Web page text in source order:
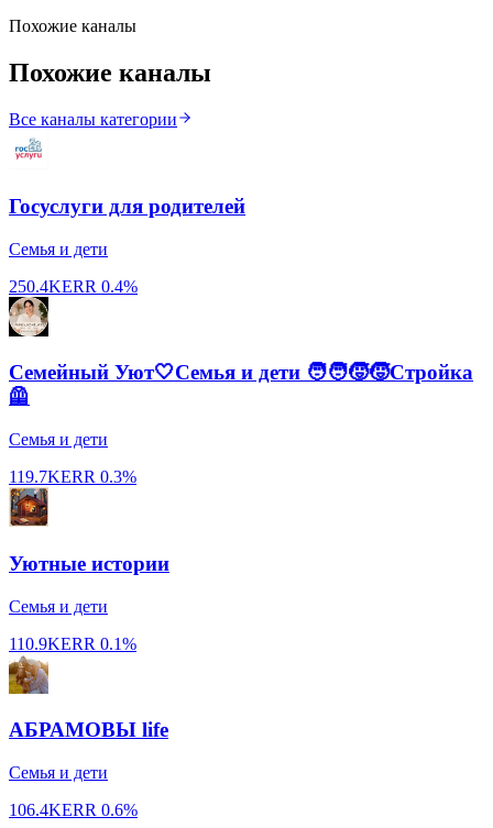
Похожие каналы
Похожие каналы
Все каналы категории
Госуслуги для родителей
Семья и дети
250.4KERR 0.4%
Семейный Уют🤍Семья и дети 🧑‍🧑‍🧒‍🧒Стройка
🦺
Семья и дети
119.7KERR 0.3%
Уютные истории
Семья и дети
110.9KERR 0.1%
АБРАМОВЫ life
Семья и дети
106.4KERR 0.6%